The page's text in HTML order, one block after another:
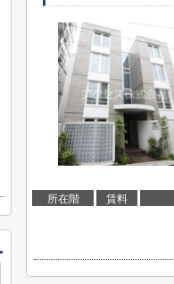
所在階 賃料